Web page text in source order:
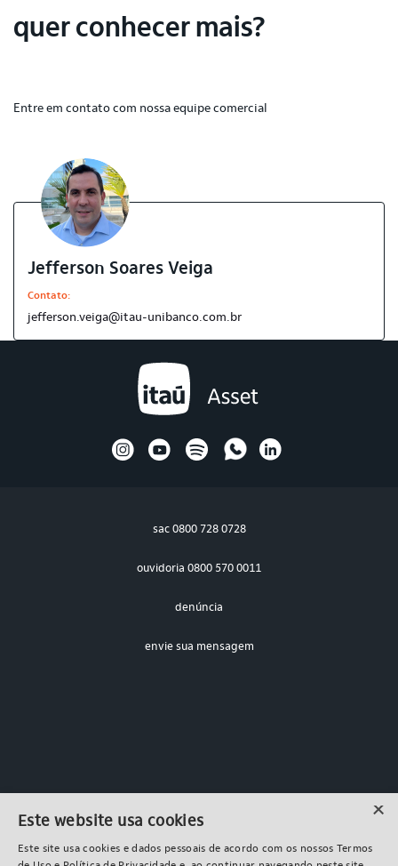
quer conhecer mais?
Entre em contato com nossa equipe comercial
Jefferson Soares Veiga
Contato:
jefferson.veiga@itau-unibanco.com.br
sac 0800 728 0728
ouvidoria 0800 570 0011
denúncia
envie sua mensagem
Powered by MZ
×
Este website usa cookies
Este site usa cookies e dados pessoais de acordo com os nossos Termos